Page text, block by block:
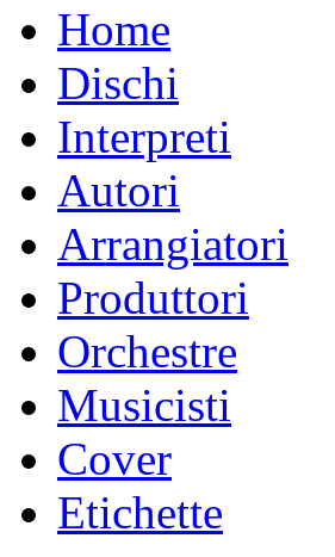
Home
Dischi
Interpreti
Autori
Arrangiatori
Produttori
Orchestre
Musicisti
Cover
Etichette